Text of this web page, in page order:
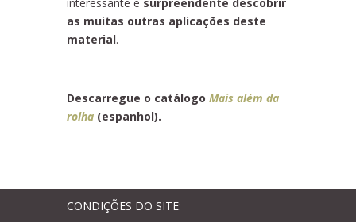
as muitas outras aplicações deste
material.
Descarregue o catálogo Mais além da
rolha (espanhol).
CONDIÇÕES DO SITE: